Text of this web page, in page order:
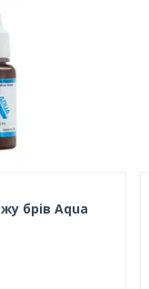
брів Aqua